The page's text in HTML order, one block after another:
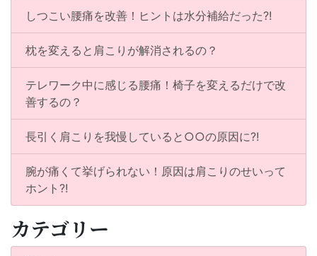
ョ
ン
しつこい腰痛を改善！ヒントは水分補給だった?!
枕を変えると肩こりが解消されるの？
テレワーク中に感じる腰痛！椅子を変えるだけで改
善するの？
長引く肩こりを我慢していると○○の原因に?!
腕が痛くて挙げられない！原因は肩こりのせいって
ホント?!
カテゴリー